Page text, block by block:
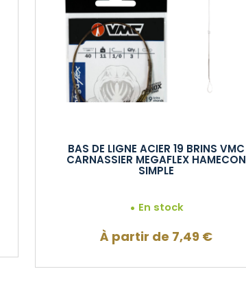
BAS DE LIGNE ACIER 19 BRINS VMC
CARNASSIER MEGAFLEX HAMECON
SIMPLE
En stock
À partir de 7,49 €